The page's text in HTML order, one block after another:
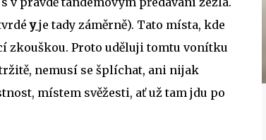
yje tady záměrně). Tato místa, kde
zkouškou. Proto uděluji tomtu vonítku
nemusí se šplíchat, ani nijak
místem svěžesti, ať už tam jdu po